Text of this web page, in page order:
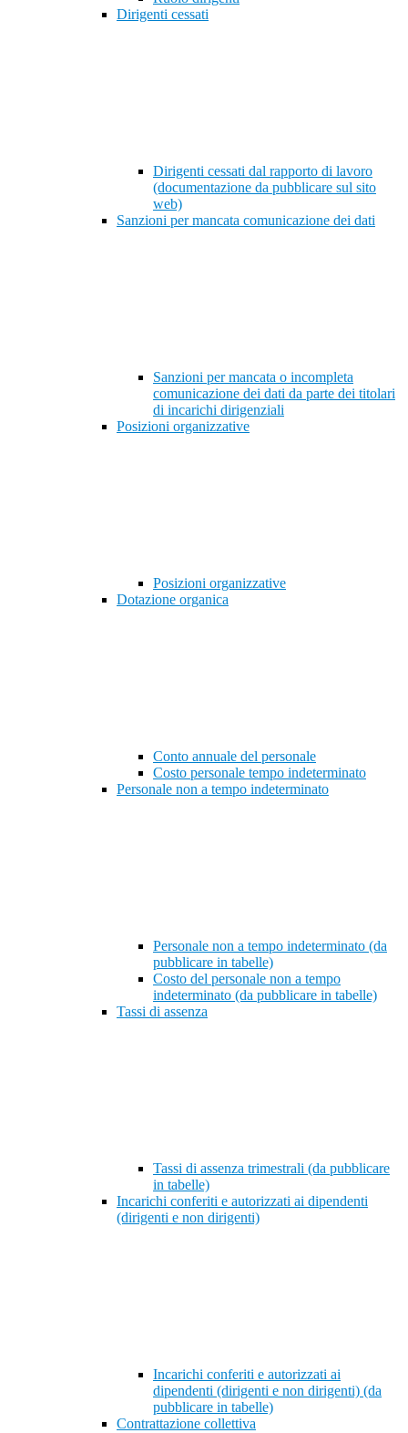
Dirigenti cessati
Dirigenti cessati dal rapporto di lavoro
(documentazione da pubblicare sul sito
web)
Sanzioni per mancata comunicazione dei dati
Sanzioni per mancata o incompleta
comunicazione dei dati da parte dei titolari
di incarichi dirigenziali
Posizioni organizzative
Posizioni organizzative
Dotazione organica
Conto annuale del personale
Costo personale tempo indeterminato
Personale non a tempo indeterminato
Personale non a tempo indeterminato (da
pubblicare in tabelle)
Costo del personale non a tempo
indeterminato (da pubblicare in tabelle)
Tassi di assenza
Tassi di assenza trimestrali (da pubblicare
in tabelle)
Incarichi conferiti e autorizzati ai dipendenti
(dirigenti e non dirigenti)
Incarichi conferiti e autorizzati ai
dipendenti (dirigenti e non dirigenti) (da
pubblicare in tabelle)
Contrattazione collettiva